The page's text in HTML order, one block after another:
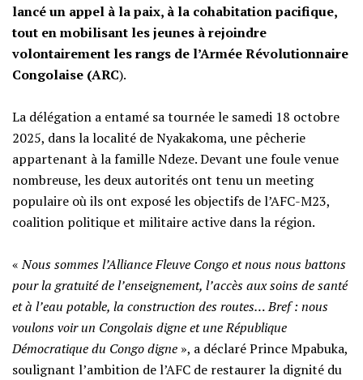
lancé un appel à la paix, à la cohabitation pacifique,
tout en mobilisant les jeunes à rejoindre
volontairement les rangs de l’Armée Révolutionnaire
Congolaise (ARC).
‎La délégation a entamé sa tournée le samedi 18 octobre
2025, dans la localité de Nyakakoma, une pêcherie
appartenant à la famille Ndeze. Devant une foule venue
nombreuse, les deux autorités ont tenu un meeting
populaire où ils ont exposé les objectifs de l’AFC-M23,
coalition politique et militaire active dans la région.
‎«Nous sommes l’Alliance Fleuve Congo et nous nous battons
pour la gratuité de l’enseignement, l’accès aux soins de santé
et à l’eau potable, la construction des routes… Bref : nous
voulons voir un Congolais digne et une République
Démocratique du Congo digne », a déclaré Prince Mpabuka,
soulignant l’ambition de l’AFC de restaurer la dignité du